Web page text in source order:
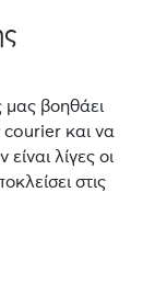
μας βοηθάει
courier και να
λίγες οι
στις